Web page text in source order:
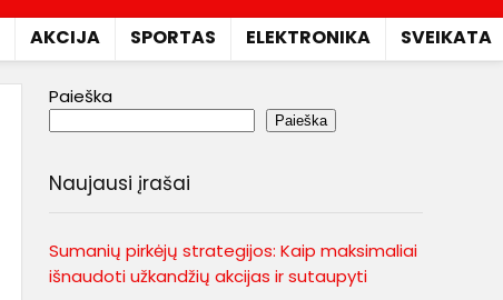
AKCIJA SPORTAS ELEKTRONIKA SVEIKATA
Paieška
Paieška
Naujausi įrašai
Sumanių pirkėjų strategijos: Kaip maksimaliai
išnaudoti užkandžių akcijas ir sutaupyti